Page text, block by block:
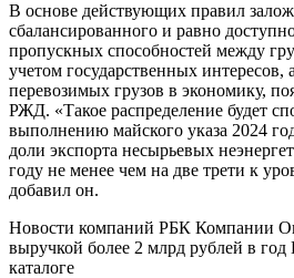
В основе действующих правил
сбалансированного и равно
пропускных способностей между
учетом государственных интересов,
перевозимых грузов в экономику,
РЖД. «Такое распределение будет
выполнению майского указа 2024
доли экспорта несырьевых
году не менее чем на две трети к
добавил он.
Новости компаний РБК Компании
выручкой более 2 млрд рублей в год
каталоге